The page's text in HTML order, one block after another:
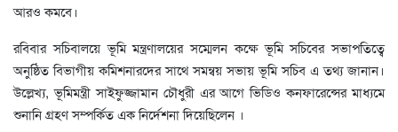
আরও কমবে।
রবিবার সচিবালয়ে ভূমি মন্ত্রণালয়ের সম্মেলন কক্ষে ভূমি সচিবের সভাপতিত্বে
অনুষ্ঠিত বিভাগীয় কমিশনারদের সাথে সমন্বয় সভায় ভূমি সচিব এ তথ্য জানান।
উল্লেখ্য, ভূমিমন্ত্রী সাইফুজ্জামান চৌধুরী এর আগে ভিডিও কনফারেন্সের মাধ্যমে
শুনানি গ্রহণ সম্পর্কিত এক নির্দেশনা দিয়েছিলেন ।